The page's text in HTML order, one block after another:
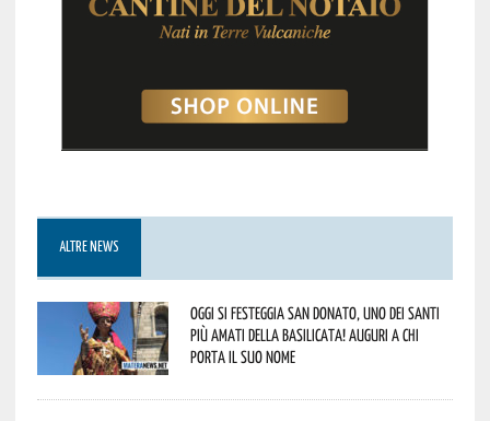
ALTRE NEWS
Oggi si festeggia San Donato, uno dei Santi
più amati della Basilicata! Auguri a chi
porta il suo nome